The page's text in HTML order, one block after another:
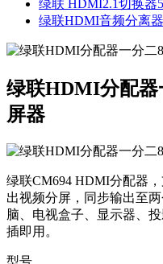
绿联 HDMI2.1切换器
绿联HDMI音频分离
绿联HDMI分配器
屏器
绿联CM694 HDMI分配器
出视频分屏，同步输出至
脑、电视盒子、显示器、
插即用。
型号